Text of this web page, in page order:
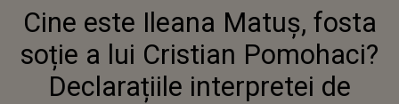
FOSTA SOȚIE A LUI CRISTIAN
POMOHACI? DECLARAȚIILE
INTERPRETEI DE MUZICĂ
POPULARĂ DESPRE MOTIVELE
CARE AU DUS LA DIVORȚ:
Cine este Ileana Matuș, fosta
soție a lui Cristian Pomohaci?
Declarațiile interpretei de